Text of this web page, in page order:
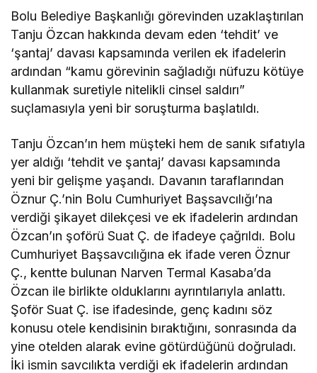
Bolu Belediye Başkanlığı görevinden uzaklaştırılan
Tanju Özcan hakkında devam eden ‘tehdit’ ve
‘şantaj’ davası kapsamında verilen ek ifadelerin
ardından “kamu görevinin sağladığı nüfuzu kötüye
kullanmak suretiyle nitelikli cinsel saldırı”
suçlamasıyla yeni bir soruşturma başlatıldı.
Tanju Özcan’ın hem müşteki hem de sanık sıfatıyla
yer aldığı ‘tehdit ve şantaj’ davası kapsamında
yeni bir gelişme yaşandı. Davanın taraflarından
Öznur Ç.’nin Bolu Cumhuriyet Başsavcılığı’na
verdiği şikayet dilekçesi ve ek ifadelerin ardından
Özcan’ın şoförü Suat Ç. de ifadeye çağrıldı. Bolu
Cumhuriyet Başsavcılığına ek ifade veren Öznur
Ç., kentte bulunan Narven Termal Kasaba’da
Özcan ile birlikte olduklarını ayrıntılarıyla anlattı.
Şoför Suat Ç. ise ifadesinde, genç kadını söz
konusu otele kendisinin bıraktığını, sonrasında da
yine otelden alarak evine götürdüğünü doğruladı.
İki ismin savcılıkta verdiği ek ifadelerin ardından